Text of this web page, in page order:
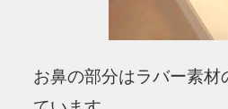
お鼻の部分はラバー素